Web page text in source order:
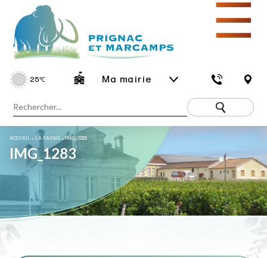
25℃ Ma mairie
☰
ACCUEIL » LA FAUNE »IMG_1283
IMG_1283